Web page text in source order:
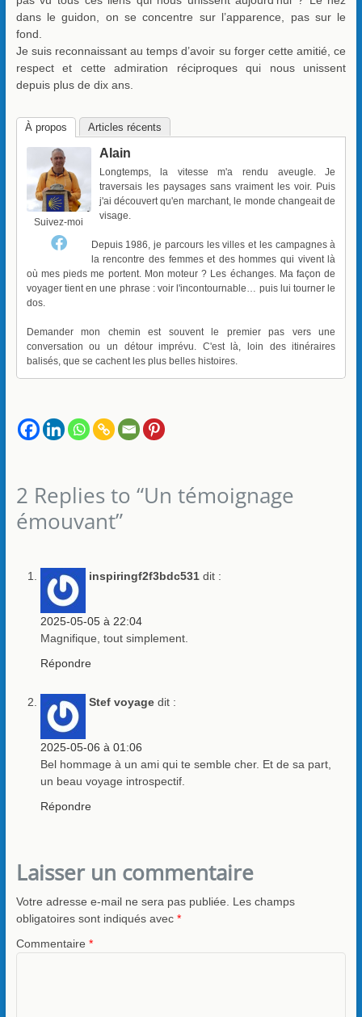
dans le guidon, on se concentre sur l’apparence, pas sur le
fond.
Je suis reconnaissant au temps d’avoir su forger cette amitié, ce
respect et cette admiration réciproques qui nous unissent
depuis plus de dix ans.
À propos Articles récents
Suivez-moi
Alain
Longtemps, la vitesse m'a rendu aveugle. Je
traversais les paysages sans vraiment les voir. Puis
j'ai découvert qu'en marchant, le monde changeait de
visage.
Depuis 1986, je parcours les villes et les campagnes à
la rencontre des femmes et des hommes qui vivent là
où mes pieds me portent. Mon moteur ? Les échanges. Ma façon de
voyager tient en une phrase : voir l'incontournable… puis lui tourner le
dos.
Demander mon chemin est souvent le premier pas vers une
conversation ou un détour imprévu. C'est là, loin des itinéraires
balisés, que se cachent les plus belles histoires.
2 Replies to “Un témoignage
émouvant”
inspiringf2f3bdc531 dit :
2025-05-05 à 22:04
Magnifique, tout simplement.
Répondre
Stef voyage dit :
2025-05-06 à 01:06
Bel hommage à un ami qui te semble cher. Et de sa part,
un beau voyage introspectif.
Répondre
Laisser un commentaire
Votre adresse e-mail ne sera pas publiée. Les champs
obligatoires sont indiqués avec *
Commentaire *